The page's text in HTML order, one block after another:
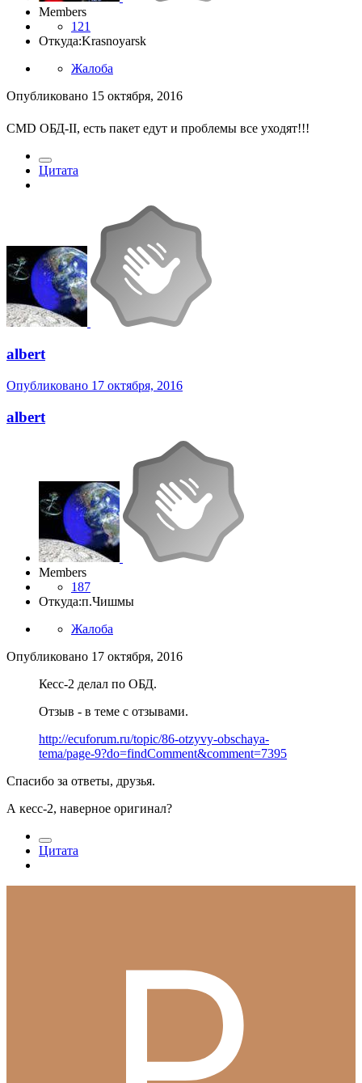
Members
121
Откуда:Krasnoyarsk
Жалоба
Опубликовано 15 октября, 2016
CMD ОБД-II, есть пакет едут и проблемы все уходят!!!
Цитата
albert
Опубликовано 17 октября, 2016
albert
Members
187
Откуда:п.Чишмы
Жалоба
Опубликовано 17 октября, 2016
Кесс-2 делал по ОБД.
Отзыв - в теме с отзывами.
http://ecuforum.ru/topic/86-otzyvy-obschaya-
tema/page-9?do=findComment&comment=7395
Спасибо за ответы, друзья.
А кесс-2, наверное оригинал?
Цитата